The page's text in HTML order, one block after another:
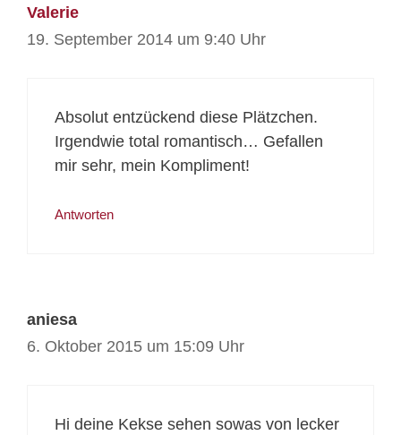
Valerie
19. September 2014 um 9:40 Uhr
Absolut entzückend diese Plätzchen.
Irgendwie total romantisch… Gefallen
mir sehr, mein Kompliment!
Antworten
aniesa
6. Oktober 2015 um 15:09 Uhr
Hi deine Kekse sehen sowas von lecker